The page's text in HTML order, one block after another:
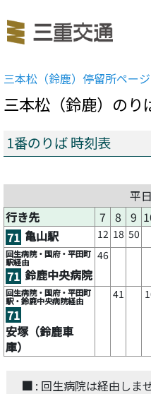
三本松（鈴鹿） 停留所ペー
三本松（鈴鹿） のり
1番のりば 時刻表
平
行き先
7 8 9
71 亀山駅 12 18 50
回生病院・国府・平田町
駅経由
71 鈴鹿中央病院
46
回生病院・国府・平田町
駅・鈴鹿中央病院経由
71
安塚（鈴鹿車
庫）
41
■ : 回生病院は経由しま